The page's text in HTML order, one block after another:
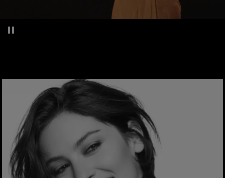
Mettre la vidéo décorative en pause